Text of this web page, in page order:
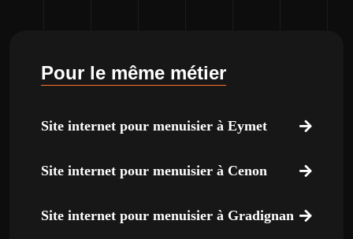
Pour le même métier
Site internet pour menuisier à Eymet
Site internet pour menuisier à Cenon
Site internet pour menuisier à Gradignan